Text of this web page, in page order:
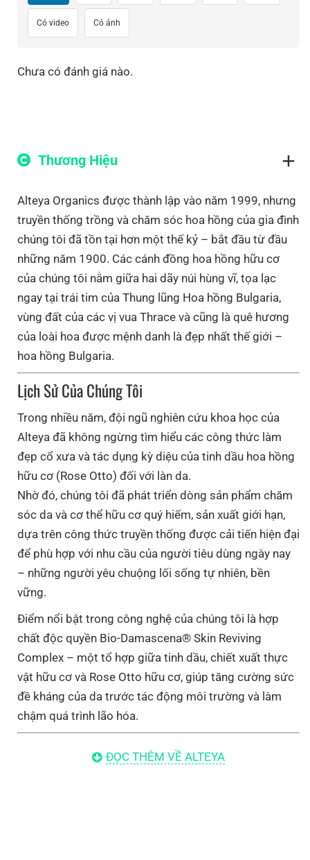
Có video Có ảnh
Chưa có đánh giá nào.
Thương Hiệu
Alteya Organics được thành lập vào năm 1999, nhưng
truyền thống trồng và chăm sóc hoa hồng của gia đình
chúng tôi đã tồn tại hơn một thế kỷ – bắt đầu từ đầu
những năm 1900. Các cánh đồng hoa hồng hữu cơ
của chúng tôi nằm giữa hai dãy núi hùng vĩ, tọa lạc
ngay tại trái tim của Thung lũng Hoa hồng Bulgaria,
vùng đất của các vị vua Thrace và cũng là quê hương
của loài hoa được mệnh danh là đẹp nhất thế giới –
hoa hồng Bulgaria.
Lịch Sử Của Chúng Tôi
Trong nhiều năm, đội ngũ nghiên cứu khoa học của
Alteya đã không ngừng tìm hiểu các công thức làm
đẹp cổ xưa và tác dụng kỳ diệu của tinh dầu hoa hồng
hữu cơ (Rose Otto) đối với làn da.
Nhờ đó, chúng tôi đã phát triển dòng sản phẩm chăm
sóc da và cơ thể hữu cơ quý hiếm, sản xuất giới hạn,
dựa trên công thức truyền thống được cải tiến hiện đại
để phù hợp với nhu cầu của người tiêu dùng ngày nay
– những người yêu chuộng lối sống tự nhiên, bền
vững.
Điểm nổi bật trong công nghệ của chúng tôi là hợp
chất độc quyền Bio-Damascena® Skin Reviving
Complex – một tổ hợp giữa tinh dầu, chiết xuất thực
vật hữu cơ và Rose Otto hữu cơ, giúp tăng cường sức
đề kháng của da trước tác động môi trường và làm
chậm quá trình lão hóa.
Chúng Tôi Làm Gì?ĐỌC THÊM VỀ ALTEYA